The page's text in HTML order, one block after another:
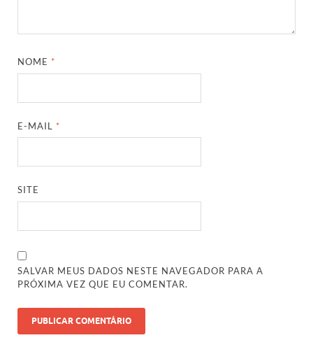
NOME *
E-MAIL *
SITE
SALVAR MEUS DADOS NESTE NAVEGADOR PARA A
PRÓXIMA VEZ QUE EU COMENTAR.